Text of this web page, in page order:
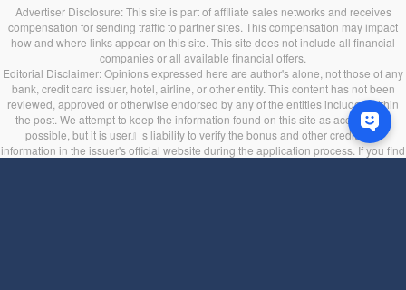
Advertiser Disclosure: This site is part of affiliate sales networks and receives
compensation for sending traffic to partner sites. This compensation may impact
how and where links appear on this site. This site does not include all financial
companies or all available financial offers.
Editorial Disclaimer: Opinions expressed here are author's alone, not those of any
bank, credit card issuer, hotel, airline, or other entity. This content has not been
reviewed, approved or otherwise endorsed by any of the entities included within
the post. We attempt to keep the information found on this site as accurate as
possible, but it is user』s liability to verify the bonus and other credit card
information in the issuer's official website during the application process. If you find